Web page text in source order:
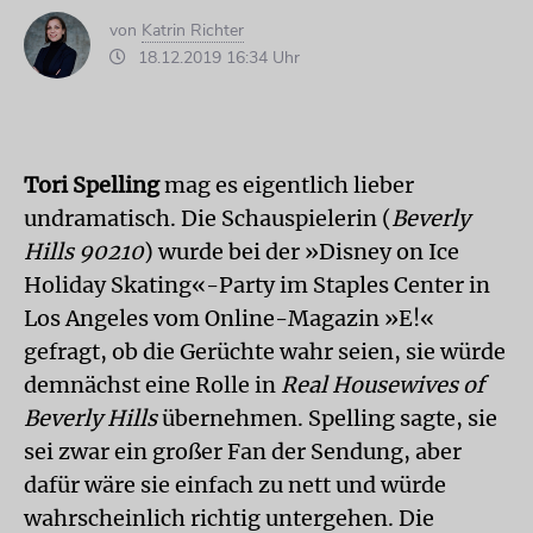
von Katrin Richter
18.12.2019 16:34 Uhr
Tori Spellingmag es eigentlich lieber
undramatisch. Die Schauspielerin (Beverly
Hills 90210) wurde bei der »Disney on Ice
Holiday Skating«-Party im Staples Center in
Los Angeles vom Online-Magazin »E!«
gefragt, ob die Gerüchte wahr seien, sie würde
demnächst eine Rolle in Real Housewives of
Beverly Hillsübernehmen. Spelling sagte, sie
sei zwar ein großer Fan der Sendung, aber
dafür wäre sie einfach zu nett und würde
wahrscheinlich richtig untergehen. Die